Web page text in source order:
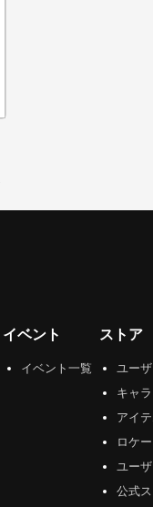
イベント
イベント一覧
ストア
ユー
キャ
アイ
ロケ
ユー
公式